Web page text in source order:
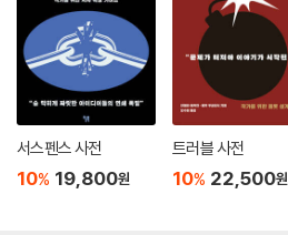
서스펜스 사전
10% 19,800원
트러블 사전
10% 22,500원